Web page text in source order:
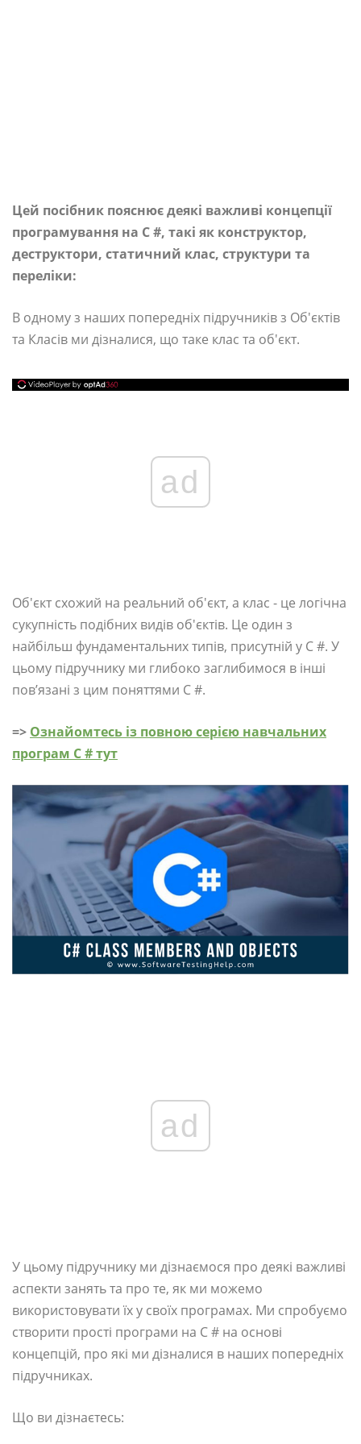
Цей посібник пояснює деякі важливі концепції
програмування на C #, такі як конструктор,
деструктори, статичний клас, структури та
переліки:
В одному з наших попередніх підручників з Об'єктів
та Класів ми дізналися, що таке клас та об'єкт.
ad
Об'єкт схожий на реальний об'єкт, а клас - це логічна
сукупність подібних видів об'єктів. Це один з
найбільш фундаментальних типів, присутній у C #. У
цьому підручнику ми глибоко заглибимося в інші
пов’язані з цим поняттями C #.
=> Ознайомтесь із повною серією навчальних
програм C # тут
ad
У цьому підручнику ми дізнаємося про деякі важливі
аспекти занять та про те, як ми можемо
використовувати їх у своїх програмах. Ми спробуємо
створити прості програми на C # на основі
концепцій, про які ми дізналися в наших попередніх
підручниках.
Що ви дізнаєтесь: